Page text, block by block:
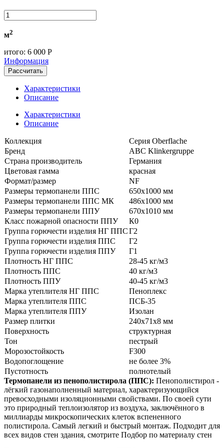
м2
итого: 6 000 Р
Информация
Рассчитать
Характеристики
Описание
Характеристики
Описание
Коллекция
Серия Oberflache
Бренд
ABC Klinkergruppe
Страна производитель
Германия
Цветовая гамма
красная
Формат/размер
NF
Размеры термопанели ППС
650x1000 мм
Размеры термопанели ППС МК
486x1000 мм
Размеры термопанели ППУ
670x1010 мм
Класс пожарной опасности ППУ
К0
Группа горючести изделия НГ ППСГ2
Группа горючести изделия ППС
Г2
Группа горючести изделия ППУ
Г1
Плотность НГ ППС
28-45 кг/м3
Плотность ППС
40 кг/м3
Плотность ППУ
40-45 кг/м3
Марка утеплителя НГ ППС
Пеноплекс
Марка утеплителя ППС
ПСБ-35
Марка утеплителя ППУ
Изолан
Размер плитки
240x71x8 мм
Поверхность
структурная
Тон
пестрый
Морозостойкость
F300
Водопоглощение
не более 3%
Пустотность
полнотелый
Термопанели из пенополистирола (ППС): Пенополистирол -
лёгкий газонаполненный материал, характеризующийся
превосходными изоляционными свойствами. По своей сути
это природный теплоизолятор из воздуха, заключённого в
миллиарды микроскопических клеток вспененного
полистирола. Самый легкий и быстрый монтаж. Подходит для
всех видов стен здания, смотрите Подбор по материалу стен